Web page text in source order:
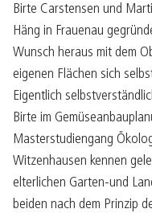
Birte Carstensen und
Häng in Frauenau
Wunsch heraus mit dem
eigenen Flächen sich
Eigentlich
Birte im
Masterstudiengang
Witzenhausen kennen
elterlichen Garten-und
beiden nach dem Prinzip